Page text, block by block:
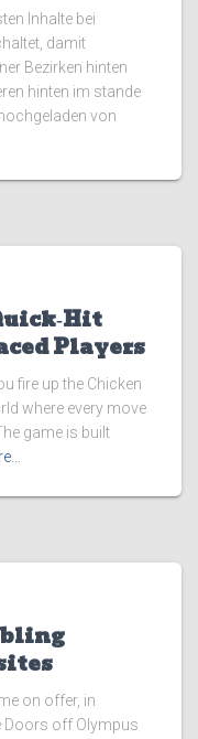
Inhalte bei
damit
Bezirken hinten
hinten im stande
von
Players
fire up the Chicken
where every move
game is built
on offer, in
Doors off Olympus